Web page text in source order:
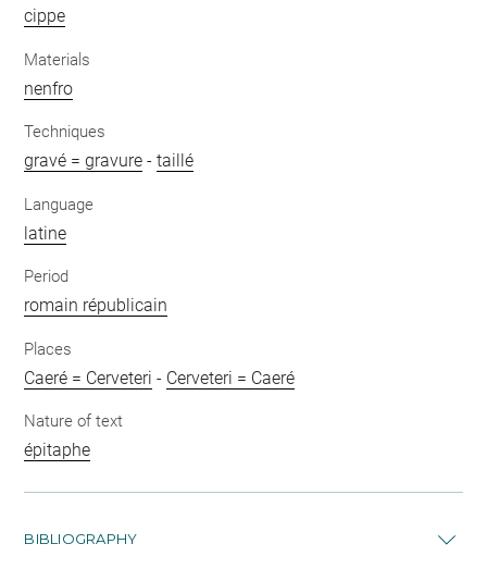
cippe
Materials
nenfro
Techniques
gravé = gravure -taillé
Language
latine
Period
romain républicain
Places
Caeré = Cerveteri - Cerveteri = Caeré
Nature of text
épitaphe
BIBLIOGRAPHY